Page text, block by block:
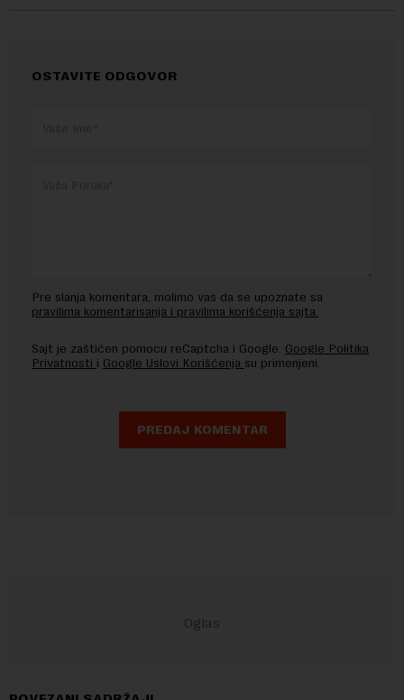
OSTAVITE ODGOVOR
Pre slanja komentara, molimo vas da se upoznate sa
pravilima komentarisanja i pravilima korišćenja sajta.
Sajt je zaštićen pomocu reCaptcha i Google. Google Politika
Privatnosti i Google Uslovi Korišćenja su primenjeni.